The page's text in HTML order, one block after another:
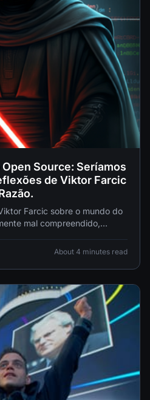
Source: Seríamos
de Viktor Farcic
Farcic sobre o mundo do
mal compreendido,
About 4 minutes read